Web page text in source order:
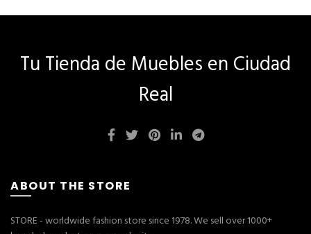
Tu Tienda de Muebles en Ciudad
Real
ABOUT THE STORE
STORE - worldwide fashion store since 1978. We sell over 1000+